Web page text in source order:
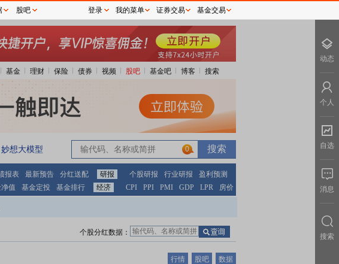
基金 理财 保险 债券 视频 股吧 基金吧 博客 搜索
妙想大模型 0
报表 最新预告 分红送配 研报 个股研报 行业研报
盈利预测
值 基金定投 基金排行 经济 CPI PPI PMI GDP LPR 房价
个股分红数据：
行情 股吧 数据
股吧 登录 我的菜单 证券交易 基金交易
动态
个人
自选
消息
搜索